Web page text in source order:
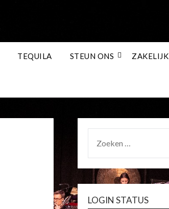
TEQUILA STEUN ONS ZAKELIJK
NAAR:
LOGIN STATUS